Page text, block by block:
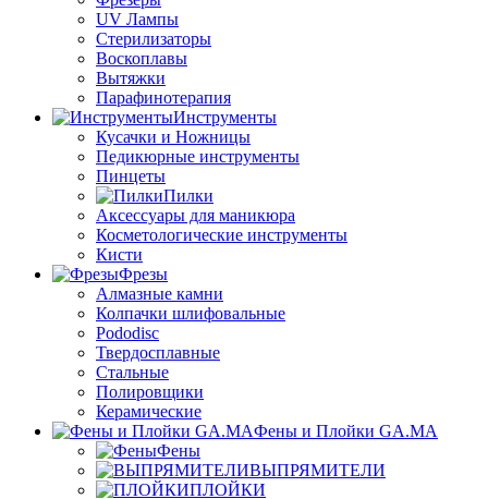
UV Лампы
Стерилизаторы
Воскоплавы
Вытяжки
Парафинотерапия
Инструменты
Кусачки и Ножницы
Педикюрные инструменты
Пинцеты
Пилки
Аксессуары для маникюра
Косметологические инструменты
Кисти
Фрезы
Алмазные камни
Колпачки шлифовальные
Pododisc
Твердосплавные
Стальные
Полировщики
Керамические
Фены и Плойки GA.MA
Фены
ВЫПРЯМИТЕЛИ
ПЛОЙКИ